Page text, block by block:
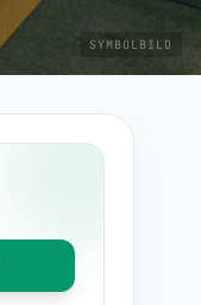
SYMBOLBILD